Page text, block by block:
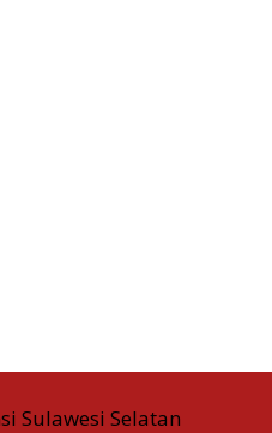
Sulawesi Selatan